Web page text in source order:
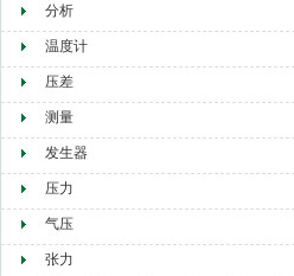
分析
温度计
压差
测量
发生器
压力
气压
张力